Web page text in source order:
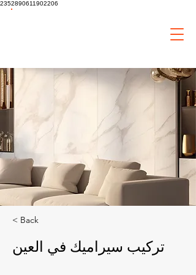
2352890611902206
< Back
تركيب سيراميك في العين